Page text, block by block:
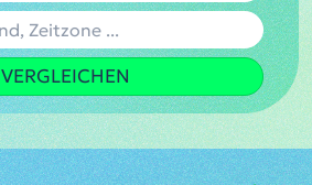
VERGLEICHEN